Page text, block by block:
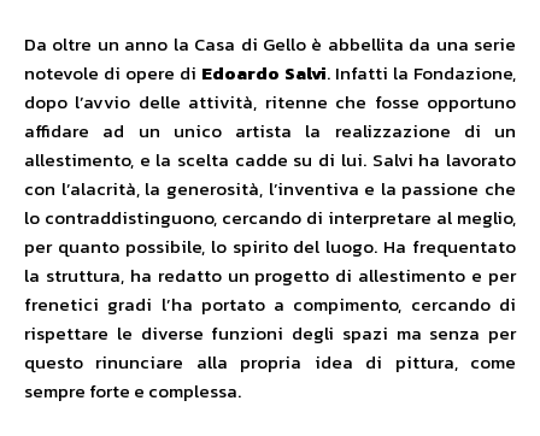
Da oltre un anno la Casa di Gello è abbellita da una serie
notevole di opere di Edoardo Salvi. Infatti la Fondazione,
dopo l’avvio delle attività, ritenne che fosse opportuno
affidare ad un unico artista la realizzazione di un
allestimento, e la scelta cadde su di lui. Salvi ha lavorato
con l’alacrità, la generosità, l’inventiva e la passione che
lo contraddistinguono, cercando di interpretare al meglio,
per quanto possibile, lo spirito del luogo. Ha frequentato
la struttura, ha redatto un progetto di allestimento e per
frenetici gradi l’ha portato a compimento, cercando di
rispettare le diverse funzioni degli spazi ma senza per
questo rinunciare alla propria idea di pittura, come
sempre forte e complessa.